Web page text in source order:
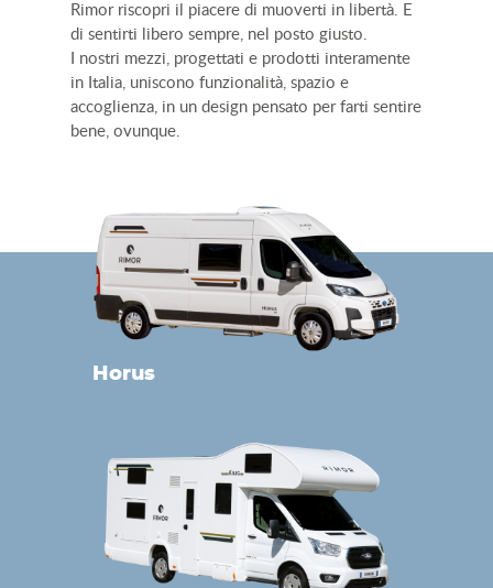
Rimor riscopri il piacere di muoverti in libertà. E
di sentirti libero sempre, nel posto giusto.
I nostri mezzi, progettati e prodotti interamente
in Italia, uniscono funzionalità, spazio e
accoglienza, in un design pensato per farti sentire
bene, ovunque.
Horus